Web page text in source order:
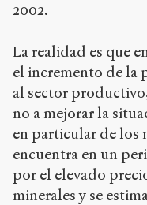
2002.
La realidad es que
el incremento de la
al sector
no a mejorar la
en particular de los
encuentra en un
por el elevado
minerales y se